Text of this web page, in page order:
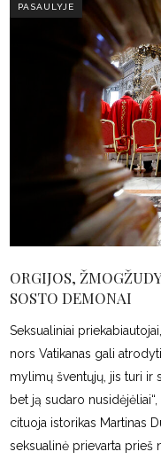
PASAULYJE
ORGIJOS,
SOSTO DEMONAI
Seksualiniai
nors Vatikanas gali
mylimų šventųjų, jis turi ir
bet ją sudaro
cituoja istorikas Martinas
seksualinė prievarta prieš